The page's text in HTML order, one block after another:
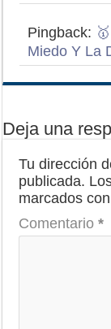
Pingback:
Miedo Y La
Deja una
Tu dirección
publicada.
marcados
Comentario*